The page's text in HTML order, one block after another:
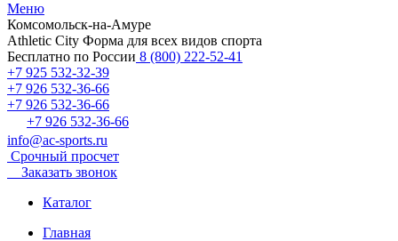
Меню
Комсомольск-на-Амуре
Athletic City Форма для всех видов спорта
Бесплатно по России 8 (800) 222-52-41
+7 925 532-32-39
+7 926 532-36-66
+7 926 532-36-66
+7 926 532-36-66
info@ac-sports.ru
Срочный просчет
Заказать звонок
Каталог
Главная